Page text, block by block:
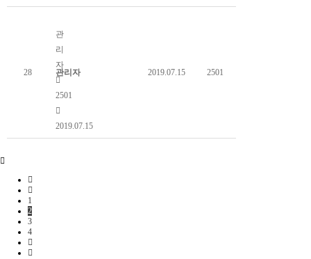
28
관
리
자
2501
2019.07.15
관리자 2019.07.15 2501
1
2
3
4